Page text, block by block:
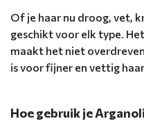
Of je haar nu droog, vet,
geschikt voor elk type.
maakt het niet
is voor fijner en vettig
Hoe gebruik je